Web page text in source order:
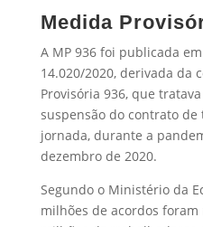
Medida
A MP 936 foi publicada
14.020/2020, derivada da
Provisória 936, que
suspensão do contrato
jornada, durante a
dezembro de 2020.
Segundo o Ministério da
milhões de acordos